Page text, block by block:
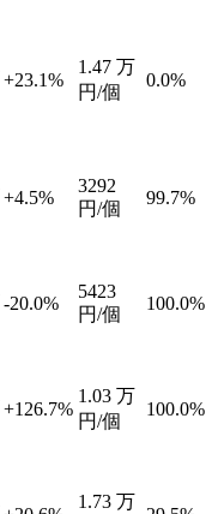
+23.1%
1.47 万
円/個
0.0%
+4.5%
3292
円/個
99.7%
-20.0%
5423
円/個
100.0%
+126.7%
1.03 万
円/個
100.0%
1.73 万